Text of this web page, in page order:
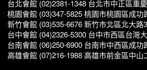
台北會館 (02)2381-1348 台北市中正區重
桃園會館 (03)347-5825 桃園市桃園區成功
新竹會館 (03)535-6676 新竹市北區北大路
台中會館 (04)2326-5300 台中市西區台灣
台南會館 (06)250-6900 台南市中西區成功
高雄會館 (07)216-1988 高雄市前金區中山